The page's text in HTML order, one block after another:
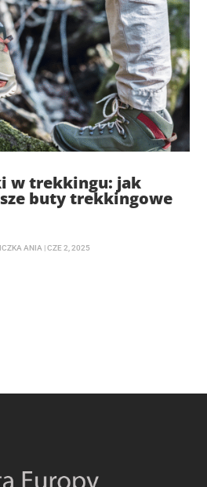
w trekkingu: jak
buty trekkingowe
ANIA |CZE 2, 2025